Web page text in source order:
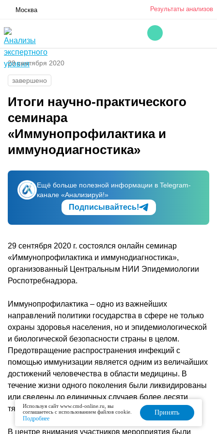
Москва Результаты анализов
29 сентября 2020
завершено
Итоги научно-практического
семинара
«Иммунопрофилактика и
иммунодиагностика»
Ещё больше полезной информации в Telegram-
канале «Анализируй!»
Подписывайтесь!
29 сентября 2020 г. состоялся онлайн семинар
«Иммунопрофилактика и иммунодиагностика»,
организованный Центральным НИИ Эпидемиологии
Роспотребнадзора.
Иммунопрофилактика – одно из важнейших
направлений политики государства в сфере не только
охраны здоровья населения, но и эпидемиологической
и биологической безопасности страны в целом.
Предотвращение распространения инфекций с
помощью иммунизации является одним из величайших
достижений человечества в области медицины. В
течение жизни одного поколения были ликвидированы
или сведены до единичных случаев более десяти
тяжелых инфекций.
В центре внимания участников мероприятия были
Используя сайт www.cmd-online.ru, вы
соглашаетесь с использованием файлов cookie.
Подробнее
Принять